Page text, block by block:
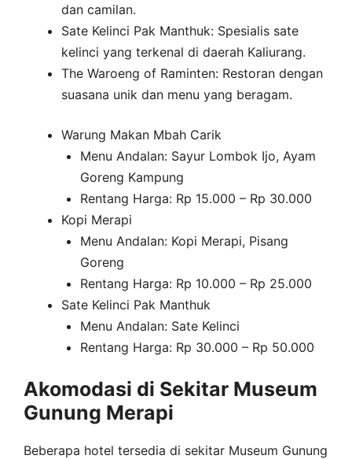
dan camilan.
Sate Kelinci Pak Manthuk: Spesialis sate
kelinci yang terkenal di daerah Kaliurang.
The Waroeng of Raminten: Restoran dengan
suasana unik dan menu yang beragam.
Warung Makan Mbah Carik
Menu Andalan: Sayur Lombok Ijo, Ayam
Goreng Kampung
Rentang Harga: Rp 15.000 – Rp 30.000
Kopi Merapi
Menu Andalan: Kopi Merapi, Pisang
Goreng
Rentang Harga: Rp 10.000 – Rp 25.000
Sate Kelinci Pak Manthuk
Menu Andalan: Sate Kelinci
Rentang Harga: Rp 30.000 – Rp 50.000
Akomodasi di Sekitar Museum
Gunung Merapi
Beberapa hotel tersedia di sekitar Museum Gunung